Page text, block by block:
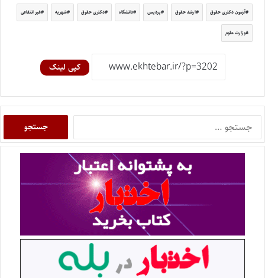
آزمون دکتری حقوق ارشد حقوق پردیس دانشگاه دکتری حقوق شهریه غیر انتفاعی
وزارت علوم
کپی لینک